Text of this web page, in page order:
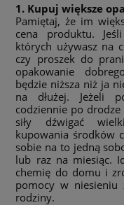
1. Kupuj większe
Pamiętaj, że im
cena produktu.
których używasz na
czy proszek do
opakowanie
będzie niższa niż ja
na dłużej. Jeżeli
codziennie po
siły dźwigać
kupowania środków
sobie na to jedną
lub raz na miesiąc.
chemię do domu i
pomocy w niesieniu
rodziny.